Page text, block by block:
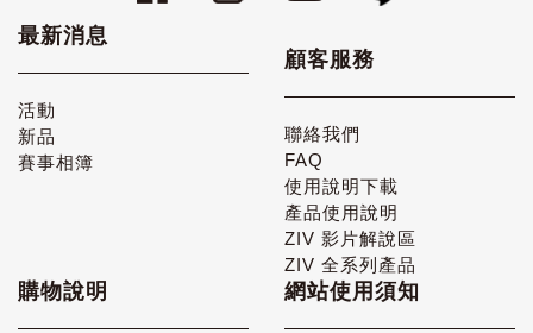
最新消息
活動
新品
賽事相簿
顧客服務
聯絡我們
FAQ
使用說明下載
產品使用說明
ZIV 影片解說區
ZIV 全系列產品
購物說明 網站使用須知